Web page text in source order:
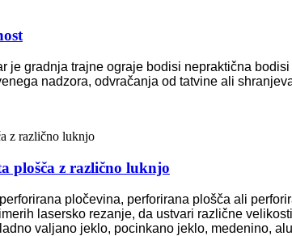
je gradnja trajne ograje bodisi nepraktična
nadzora, odvračanja od tatvine ali
plošča z različno luknjo
pločevina, perforirana plošča ali
lasersko rezanje, da ustvari različne
valjano jeklo, pocinkano jeklo, medenino,